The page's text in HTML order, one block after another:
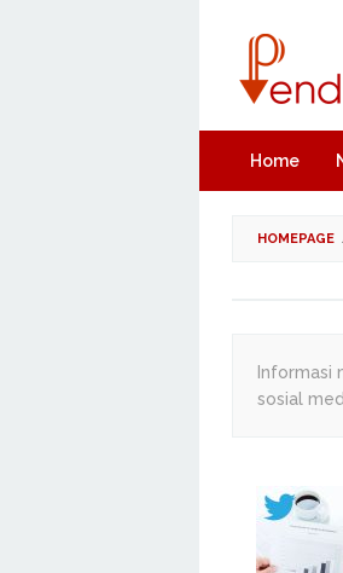
content
Home
HOMEPAGE
Informasi
sosial